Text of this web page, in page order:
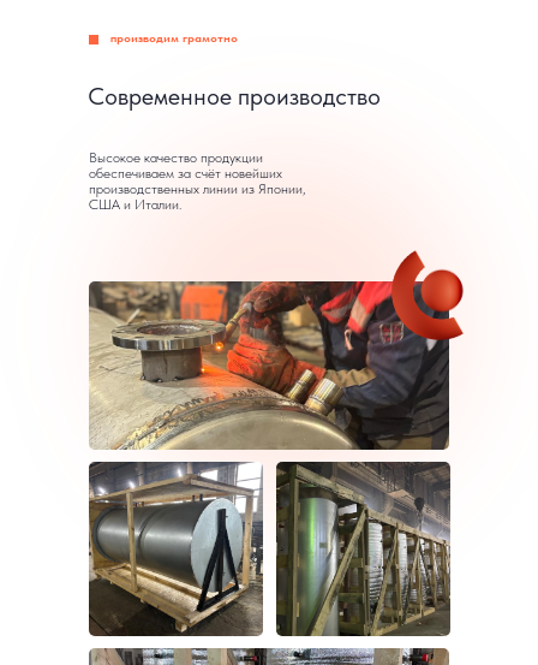
Современное производство
Высокое качество продукции
обеспечиваем за счёт новейших
производственных линии из Японии,
США и Италии.
производим грамотно